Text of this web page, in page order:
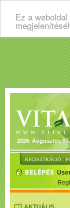
Ez a
2026. Augusztus
REGISZTRÁCIÓ :